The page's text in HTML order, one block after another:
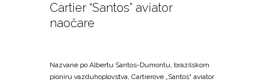
Cartier “Santos” aviator
naočare
Nazvane po Albertu Santos-Dumontu, brazilskom
pioniru vazduhoplovstva, Cartierove „Santos“ aviator